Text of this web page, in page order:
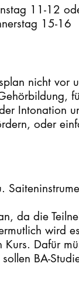
11-12
15-16
nicht vor
Intonation
oder
da die
wird
Dafür
BA-
HOCHSCHULE
PROMOTION,
Intranet